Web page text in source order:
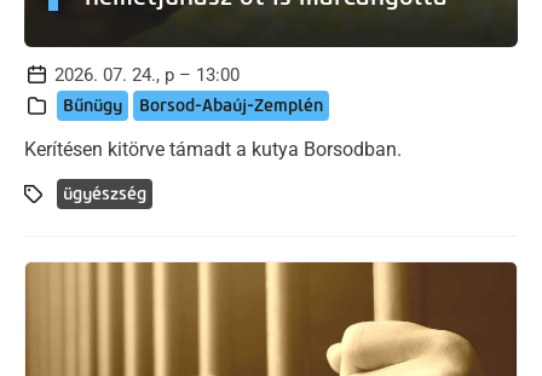
2026. 07. 24., p – 13:00
Bűnügy Borsod-Abaúj-Zemplén
Kerítésen kitörve támadt a kutya Borsodban.
ügyészség